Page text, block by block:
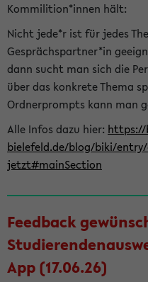
Kommilition*innen hält:
Nicht jede*r ist für jedes
Gesprächspartner*in
dann sucht man sich die
über das konkrete Thema
Ordnerprompts kann man
Alle Infos dazu hier: https://
bielefeld.de/blog/biki/
jetzt#mainSection
Feedback
App (17.06.26)